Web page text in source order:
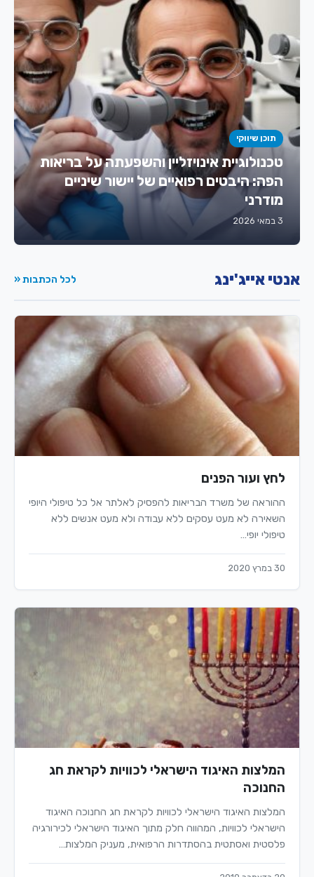
תוכן שיווקי
טכנולוגיית אינויזליין והשפעתה על בריאות
הפה: היבטים רפואיים של יישור שיניים
מודרני
3 במאי 2026
אנטי אייג'ינג לכל הכתבות «
לחץ ועור הפנים
ההוראה של משרד הבריאות להפסיק לאלתר אל כל טיפולי היופי
השאירה לא מעט עסקים ללא עבודה ולא מעט אנשים ללא
טיפולי יופי…
30 במרץ 2020
המלצות האיגוד הישראלי לכוויות לקראת חג
החנוכה
המלצות האיגוד הישראלי לכוויות לקראת חג החנוכה האיגוד
הישראלי לכוויות, המהווה חלק מתוך האיגוד הישראלי לכירורגיה
פלסטית ואסתטית בהסתדרות הרפואית, מעניק המלצות…